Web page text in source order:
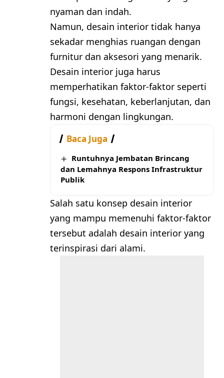
nyaman dan indah.
Namun, desain interior tidak hanya
sekadar menghias ruangan dengan
furnitur dan aksesori yang menarik.
Desain interior juga harus
memperhatikan faktor-faktor seperti
fungsi, kesehatan, keberlanjutan, dan
harmoni dengan lingkungan.
Baca Juga
Runtuhnya Jembatan Brincang
dan Lemahnya Respons Infrastruktur
Publik
Salah satu konsep desain interior
yang mampu memenuhi faktor-faktor
tersebut adalah desain interior yang
terinspirasi dari alami.